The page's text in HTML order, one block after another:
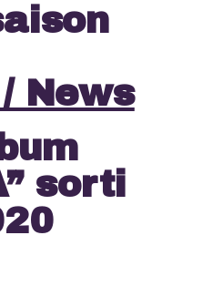
News
sorti